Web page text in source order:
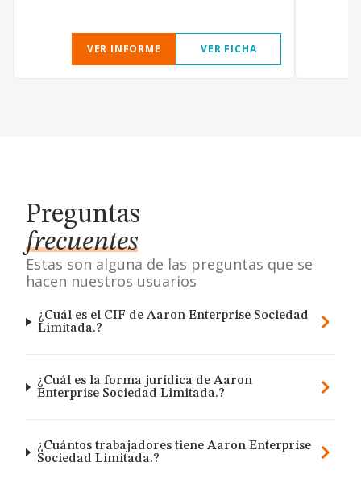
VER INFORME VER FICHA
Preguntas
frecuentes
Estas son alguna de las preguntas que se
hacen nuestros usuarios
¿Cuál es el CIF de Aaron Enterprise Sociedad
Limitada.?
¿Cuál es la forma jurídica de Aaron
Enterprise Sociedad Limitada.?
¿Cuántos trabajadores tiene Aaron Enterprise
Sociedad Limitada.?